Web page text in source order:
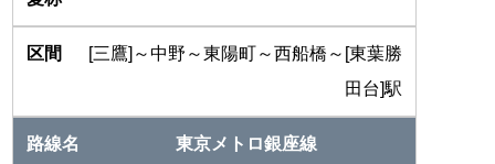
[三鷹]～中野～東陽町～西船橋～[東葉勝
田台]駅
東京メトロ銀座線